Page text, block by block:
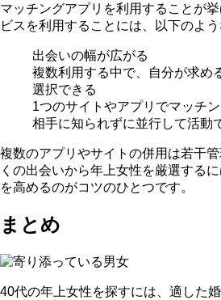
マッチングアプリを利用することが
ビスを利用することには、以下のよ
出会いの幅が広がる
複数利用する中で、自分が求め
選択できる
1つのサイトやアプリでマッチ
相手に知られずに並行して活動
複数のアプリやサイトの併用は若干
くの出会いから年上女性を厳選する
を高めるのがコツのひとつです。
まとめ
40代の年上女性を探すには、適した